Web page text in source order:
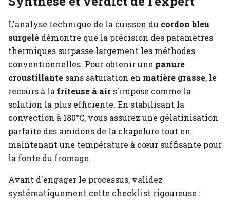
L'analyse technique de la cuisson du cordon bleu
surgelé démontre que la précision des paramètres
thermiques surpasse largement les méthodes
conventionnelles. Pour obtenir une panure
croustillante sans saturation en matière grasse, le
recours à la friteuse à air s'impose comme la
solution la plus efficiente. En stabilisant la
convection à 180°C, vous assurez une gélatinisation
parfaite des amidons de la chapelure tout en
maintenant une température à cœur suffisante pour
la fonte du fromage.
Avant d'engager le processus, validez
systématiquement cette checklist rigoureuse :